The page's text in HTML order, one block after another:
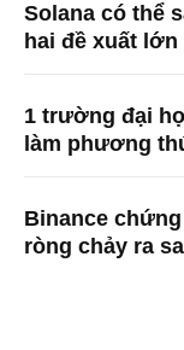
Solana có thể
hai đề xuất lớn
1 trường đại
làm phương
Binance
ròng chảy ra